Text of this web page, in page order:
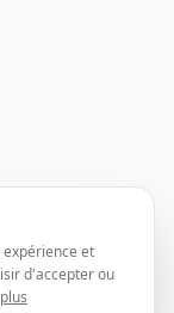
et
d'accepter ou